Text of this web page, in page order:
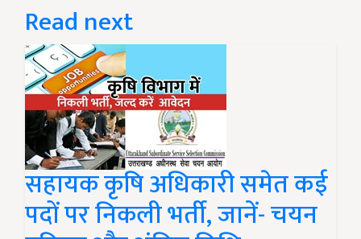
Read next
सहायक कृषि अधिकारी समेत कई
पदों पर निकली भर्ती, जानें- चयन